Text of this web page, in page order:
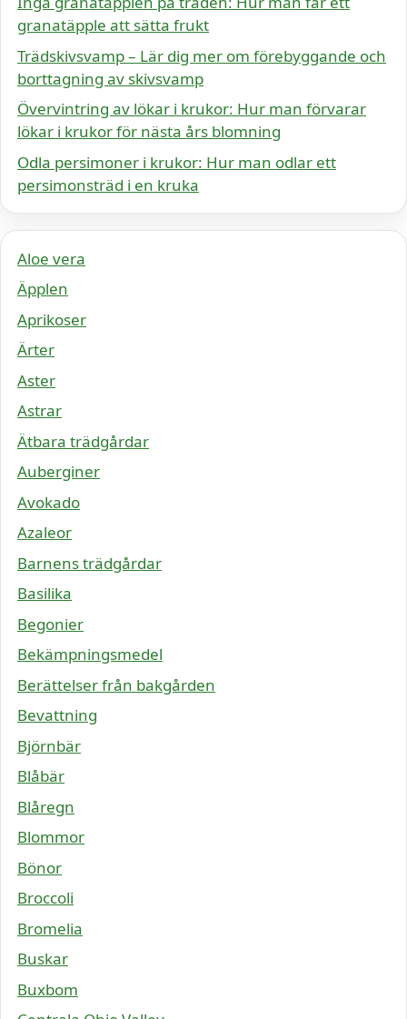
granatäpple att sätta frukt
Trädskivsvamp – Lär dig mer om förebyggande och
borttagning av skivsvamp
Övervintring av lökar i krukor: Hur man förvarar
lökar i krukor för nästa års blomning
Odla persimoner i krukor: Hur man odlar ett
persimonsträd i en kruka
Aloe vera
Äpplen
Aprikoser
Ärter
Aster
Astrar
Ätbara trädgårdar
Auberginer
Avokado
Azaleor
Barnens trädgårdar
Basilika
Begonier
Bekämpningsmedel
Berättelser från bakgården
Bevattning
Björnbär
Blåbär
Blåregn
Blommor
Bönor
Broccoli
Bromelia
Buskar
Buxbom